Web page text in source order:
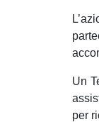
Un
per